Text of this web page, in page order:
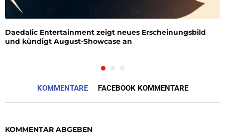
Daedalic Entertainment zeigt neues Erscheinungsbild
und kündigt August-Showcase an
KOMMENTARE FACEBOOK KOMMENTARE
KOMMENTAR ABGEBEN